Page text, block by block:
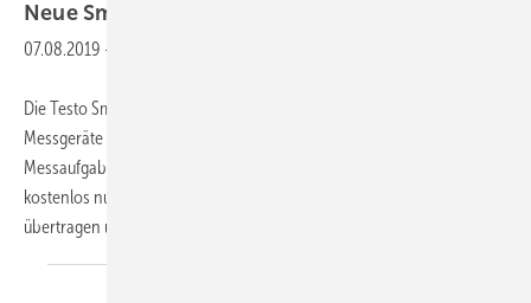
Neue Smart-Probes-Generation
07.08.2019 -
Die Testo Smart Probes – kabellose und per App bedienbare Profi-
Messgeräte im Taschenformat – vereinfachen seit 2015 viele
Messaufgaben. Alle Messdaten werden per Bluetooth direkt an die
kostenlos nutzbare App „testo Smart Probes“ (iOS und Android)
übertragen und können mit einem